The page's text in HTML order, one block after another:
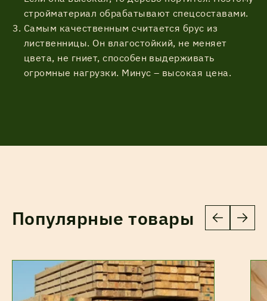
стройматериал обрабатывают спецсоставами.
Самым качественным считается брус из
лиственницы. Он влагостойкий, не меняет
цвета, не гниет, способен выдерживать
огромные нагрузки. Минус – высокая цена.
Популярные товары